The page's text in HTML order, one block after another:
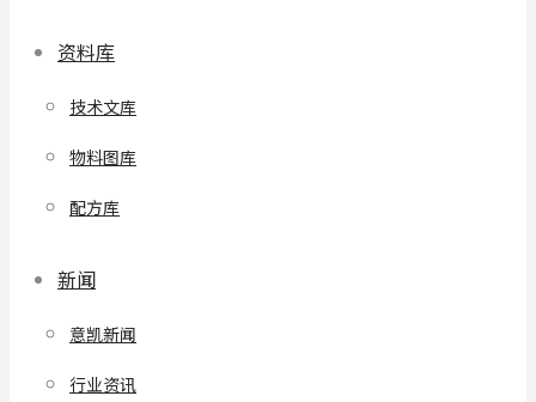
资料库
技术文库
物料图库
配方库
新闻
意凯新闻
行业资讯